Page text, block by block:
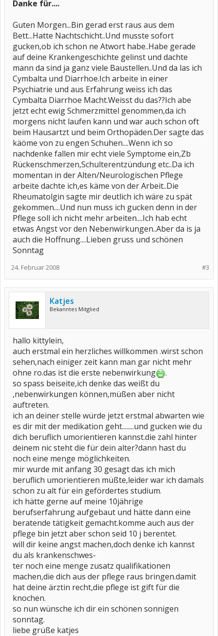
Danke für....
Guten Morgen...Bin gerad erst raus aus dem
Bett...Hatte Nachtschicht..Und musste sofort
gucken,ob ich schon ne Atwort habe..Habe gerade
auf deine Krankengeschichte gelinst und dachte
mann da sind ja ganz viele Baustellen..Und da las ich
Cymbalta und Diarrhoe.Ich arbeite in einer
Psychiatrie und aus Erfahrung weiss ich das
Cymbalta Diarrhoe Macht.Weisst du das??Ich abe
jetzt echt ewig Schmerzmittel genommen,da ich
morgens nicht laufen kann und war auch schon oft
beim Hausartzt und beim Orthopäden.Der sagte das
käöme von zu engen Schuhen....Wenn ich so
nachdenke fallen mir echt viele Symptome ein,Zb
Rückenschmerzen,Schulterentzündung etc..Da ich
momentan in der Alten/Neurologischen Pflege
arbeite dachte ich,es käme von der Arbeit..Die
Rheumatolgin sagte mir deutlich ich wäre zu spät
gekommen....Und nun muss ich gucken denn in der
Pflege soll ich nicht mehr arbeiten....Ich hab echt
etwas Angst vor den Nebenwirkungen..Aber da is ja
auch die Hoffnung....Lieben gruss und schönen
Sonntag
#3
24. Februar 2008
Katjes
Bekanntes Mitglied
hallo kittylein,
auch erstmal ein herzliches willkommen .wirst schon
sehen,nach einiger zeit kann man gar nicht mehr
ohne ro.das ist die erste nebenwirkung
.
so spass beiseite,ich denke das weißt du
,nebenwirkungen können,müßen aber nicht
auftreten.
ich an deiner stelle würde jetzt erstmal abwarten wie
es dir mit der medikation geht........und gucken wie du
dich beruflich umorientieren kannst.die zahl hinter
deinem nic steht die für dein alter?dann hast du
noch eine menge möglichkeiten.
mir wurde mit anfang 30 gesagt das ich mich
beruflich umorientieren müßte,leider war ich damals
schon zu alt für ein gefördertes studium.
ich hätte gerne auf meine 10jährige
berufserfahrung aufgebaut und hätte dann eine
beratende tätigkeit gemacht.komme auch aus der
pflege bin jetzt aber schon seid 10 j berentet.
will dir keine angst machen,doch denke ich kannst
du als krankenschwes-
ter noch eine menge zusatz qualifikationen
machen,die dich aus der pflege raus bringen.damit
hat deine ärztin recht,die pflege ist gift für die
knochen.
so nun wünsche ich dir ein schönen sonnigen
sonntag.
liebe grüße katjes